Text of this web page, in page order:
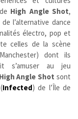
High Angle Shot,
l’alternative dance
électro, pop et
celles de la scène
dont ils
s’amuser au jeu
High Angle Shot sont
(Infected) de l’Île de